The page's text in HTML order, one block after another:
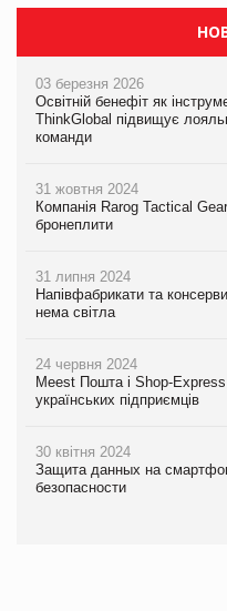
03 березня 2026
Освітній бенефіт як
ThinkGlobal підвищує
команди
31 жовтня 2024
Компанія Rarog Tactical
бронеплити
31 липня 2024
Напівфабрикати та
нема світла
24 червня 2024
Meest Пошта і Shop-
українських підприємців
30 квітня 2024
Защита данных на
безопасности